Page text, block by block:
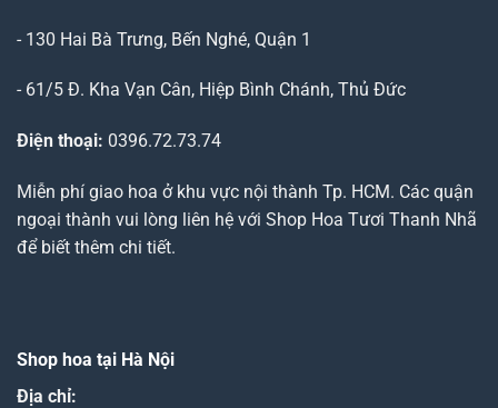
- 130 Hai Bà Trưng, Bến Nghé, Quận 1
- 61/5 Đ. Kha Vạn Cân, Hiệp Bình Chánh, Thủ Đức
Điện thoại: 0396.72.73.74
Miễn phí giao hoa ở khu vực nội thành Tp. HCM. Các quận
ngoại thành vui lòng liên hệ với Shop Hoa Tươi Thanh Nhã
để biết thêm chi tiết.
Shop hoa tại Hà Nội
Địa chỉ: